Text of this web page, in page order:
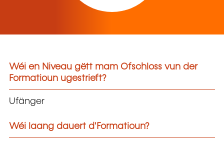
Wéi en Niveau gëtt mam Ofschloss vun der
Formatioun ugestrieft?
Ufänger
Wéi laang dauert d'Formatioun?